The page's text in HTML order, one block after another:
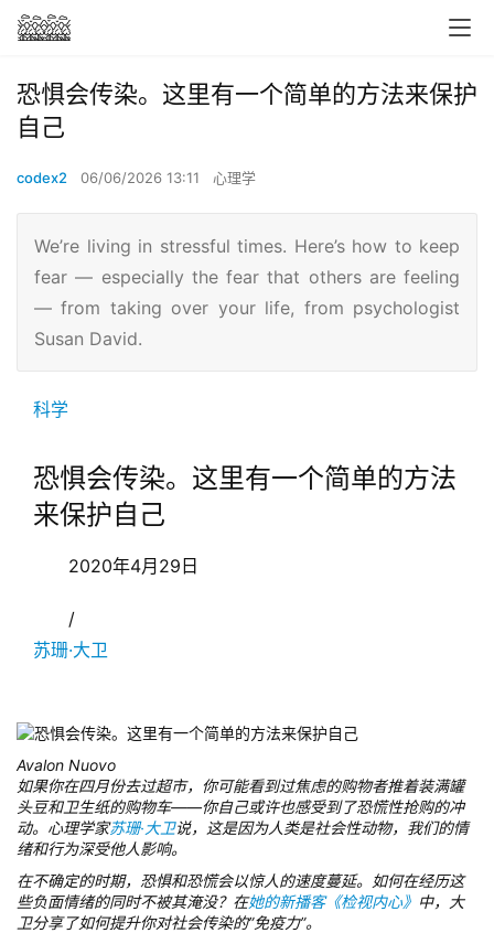
恐惧会传染。这里有一个简单的方法来保护
自己
codex2 06/06/2026 13:11 心理学
We’re living in stressful times. Here’s how to keep
fear — especially the fear that others are feeling
— from taking over your life, from psychologist
Susan David.
科学
恐惧会传染。这里有一个简单的方法
来保护自己
2020年4月29日
/
苏珊·大卫
Avalon Nuovo
如果你在四月份去过超市，你可能看到过焦虑的购物者推着装满罐
头豆和卫生纸的购物车——你自己或许也感受到了恐慌性抢购的冲
动。心理学家苏珊·大卫说，这是因为人类是社会性动物，我们的情
绪和行为深受他人影响。
在不确定的时期，恐惧和恐慌会以惊人的速度蔓延。如何在经历这
些负面情绪的同时不被其淹没？在她的新播客《检视内心》 中，大
卫分享了如何提升你对社会传染的”免疫力”。